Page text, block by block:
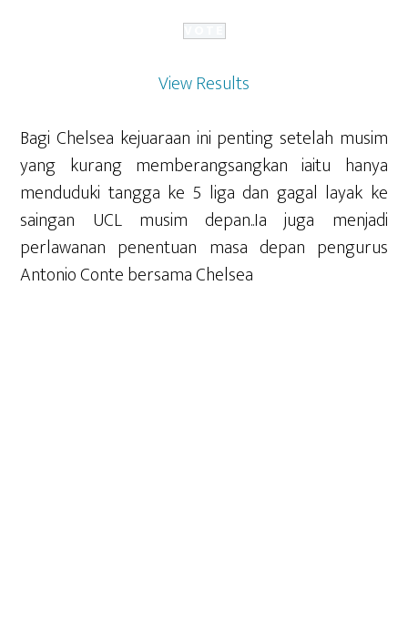
View Results
Bagi Chelsea kejuaraan ini penting setelah musim
yang kurang memberangsangkan iaitu hanya
menduduki tangga ke 5 liga dan gagal layak ke
saingan UCL musim depan..Ia juga menjadi
perlawanan penentuan masa depan pengurus
Antonio Conte bersama Chelsea